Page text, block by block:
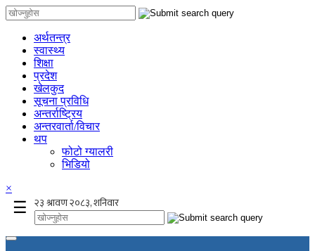
अर्थतन्त्र
स्वास्थ्य
शिक्षा
प्रदेश
खेलकुद
सूचना प्रविधि
अन्तर्राष्ट्रिय
अन्तरवार्ता/विचार
थप
फोटो ग्यालरी
भिडियो
×
☰